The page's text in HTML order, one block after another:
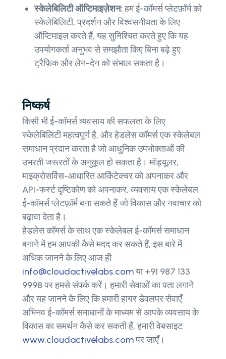
स्केलेबिलिटी ऑप्टिमाइज़ेशन:हम ई-कॉमर्स प्लेटफ़ॉर्म को
स्केलेबिलिटी, प्रदर्शन और विश्वसनीयता के लिए
ऑप्टिमाइज़ करते हैं, यह सुनिश्चित करते हुए कि यह
उपयोगकर्ता अनुभव से समझौता किए बिना बढ़े हुए
ट्रैफ़िक और लेन-देन को संभाल सकता है।
निष्कर्ष
किसी भी ई-कॉमर्स व्यवसाय की सफलता के लिए
स्केलेबिलिटी महत्वपूर्ण है, और हेडलेस कॉमर्स एक स्केलेबल
समाधान प्रदान करता है जो आधुनिक उपभोक्ताओं की
उभरती जरूरतों के अनुकूल हो सकता है। मॉड्यूलर,
माइक्रोसर्विस-आधारित आर्किटेक्चर को अपनाकर और
API-फर्स्ट दृष्टिकोण को अपनाकर, व्यवसाय एक स्केलेबल
ई-कॉमर्स प्लेटफ़ॉर्म बना सकते हैं जो विकास और नवाचार को
बढ़ावा देता है।
हेडलेस कॉमर्स के साथ एक स्केलेबल ई-कॉमर्स समाधान
बनाने में हम आपकी कैसे मदद कर सकते हैं, इस बारे में
अधिक जानने के लिए आज ही
info@cloudactivelabs.comया +91 987 133
9998 पर हमसे संपर्क करें। हमारी सेवाओं का पता लगाने
और यह जानने के लिए कि हमारी हायर डेवलपर सेवाएँ
अभिनव ई-कॉमर्स समाधानों के माध्यम से आपके व्यवसाय के
विकास का समर्थन कैसे कर सकती हैं, हमारी वेबसाइट
www.cloudactivelabs.comपर जाएँ।